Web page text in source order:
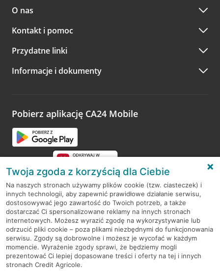
O nas
Kontakt i pomoc
Przydatne linki
Informacje i dokumenty
Pobierz aplikację CA24 Mobile
RODO
Regulamin serwisu
Mapa serwisu
PolitykaCookies
Twoja zgoda z korzyścią dla Ciebie
Na naszych stronach używamy plików cookie (tzw. ciasteczek) i
innych technologii, aby zapewnić prawidłowe działanie serwisu,
dostosowywać jego zawartość do Twoich potrzeb, a także
dostarczać Ci spersonalizowane reklamy na innych stronach
internetowych. Możesz wyrazić zgodę na wykorzystywanie lub
odrzucić pliki cookie – poza plikami niezbędnymi do funkcjonowania
serwisu. Zgody są dobrowolne i możesz je wycofać w każdym
momencie. Wyrażenie zgody sprawi, że będziemy mogli
prezentować Ci lepiej dopasowane treści i oferty na tej i innych
stronach Credit Agricole.